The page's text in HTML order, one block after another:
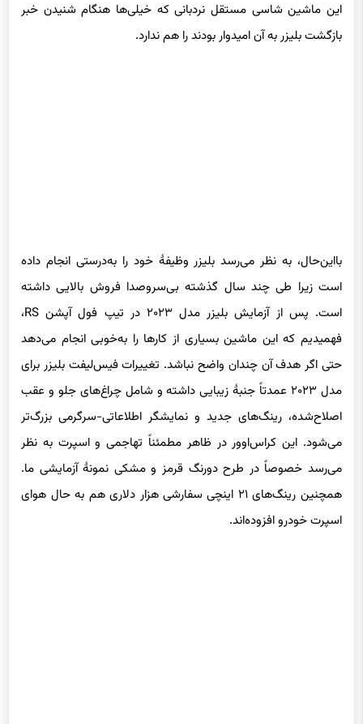
این ماشین شاسی مستقل نردبانی که خیلی‌ها هنگام شنیدن خبر
بازگشت بلیزر به آن امیدوار بودند را هم ندارد.
بااین‌حال، به نظر می‌رسد بلیزر وظیفهٔ خود را به‌درستی انجام داده
است زیرا طی چند سال گذشته بی‌سروصدا فروش بالایی داشته
است. پس از آزمایش بلیزر مدل ۲۰۲۳ در تیپ فول آپشن RS،
فهمیدیم که این ماشین بسیاری از کارها را به‌خوبی انجام می‌دهد
حتی اگر هدف آن چندان واضح نباشد. تغییرات فیس‌لیفت بلیزر برای
مدل ۲۰۲۳ عمدتاً جنبهٔ زیبایی داشته و شامل چراغ‌های جلو و عقب
اصلاح‌شده، رینگ‌های جدید و نمایشگر اطلاعاتی-سرگرمی بزرگ‌تر
می‌شود. این کراس‌اوور در ظاهر مطمئناً تهاجمی و اسپرت به نظر
می‌رسد خصوصاً در طرح دورنگ قرمز و مشکی نمونهٔ آزمایشی ما.
همچنین رینگ‌های ۲۱ اینچی سفارشی هزار دلاری هم به حال هوای
اسپرت خودرو افزوده‌اند.